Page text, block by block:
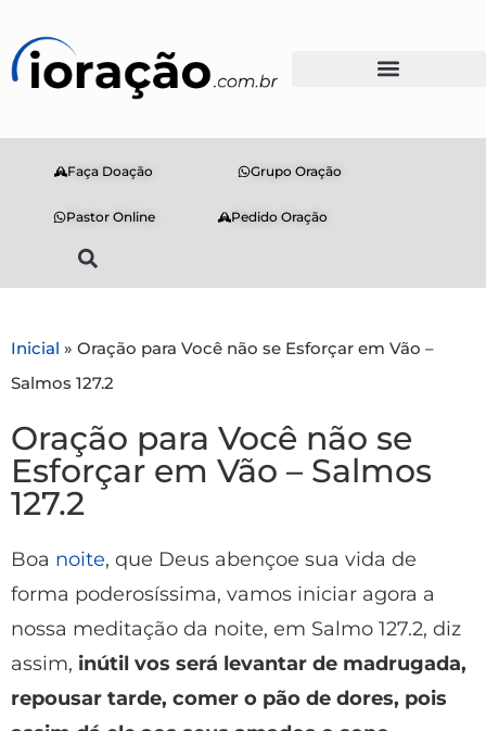
Faça Doação Grupo Oração
Pastor Online Pedido Oração
Inicial » Oração para Você não se Esforçar em Vão –
Salmos 127.2
Oração para Você não se
Esforçar em Vão – Salmos
127.2
Boa noite, que Deus abençoe sua vida de
forma poderosíssima, vamos iniciar agora a
nossa meditação da noite, em Salmo 127.2, diz
assim, inútil vos será levantar de madrugada,
repousar tarde, comer o pão de dores, pois